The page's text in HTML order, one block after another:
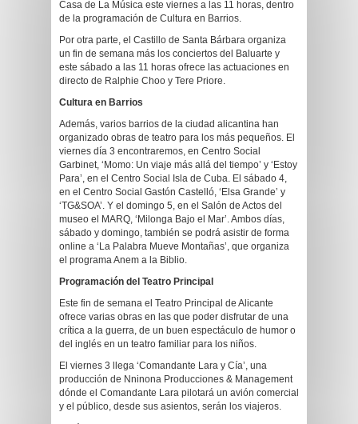
Casa de La Música este viernes a las 11 horas, dentro
de la programación de Cultura en Barrios.
Por otra parte, el Castillo de Santa Bárbara organiza
un fin de semana más los conciertos del Baluarte y
este sábado a las 11 horas ofrece las actuaciones en
directo de Ralphie Choo y Tere Priore.
Cultura en Barrios
Además, varios barrios de la ciudad alicantina han
organizado obras de teatro para los más pequeños. El
viernes día 3 encontraremos, en Centro Social
Garbinet, ‘Momo: Un viaje más allá del tiempo’ y ‘Estoy
Para’, en el Centro Social Isla de Cuba. El sábado 4,
en el Centro Social Gastón Castelló, ‘Elsa Grande’ y
‘TG&SOA’. Y el domingo 5, en el Salón de Actos del
museo el MARQ, ‘Milonga Bajo el Mar’. Ambos días,
sábado y domingo, también se podrá asistir de forma
online a ‘La Palabra Mueve Montañas’, que organiza
el programa Anem a la Biblio.
Programación del Teatro Principal
Este fin de semana el Teatro Principal de Alicante
ofrece varias obras en las que poder disfrutar de una
crítica a la guerra, de un buen espectáculo de humor o
del inglés en un teatro familiar para los niños.
El viernes 3 llega ‘Comandante Lara y Cía’, una
producción de Nninona Producciones & Management
dónde el Comandante Lara pilotará un avión comercial
y el público, desde sus asientos, serán los viajeros.